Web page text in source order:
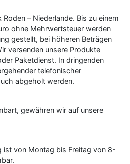
Roden – Niederlande. Bis zu einem
ohne Mehrwertsteuer werden
gestellt, bei höheren Beträgen
versenden unsere Produkte
Paketdienst. In dringenden
telefonischer
abgeholt werden.
gewähren wir auf unsere
ist von Montag bis Freitag von 8-